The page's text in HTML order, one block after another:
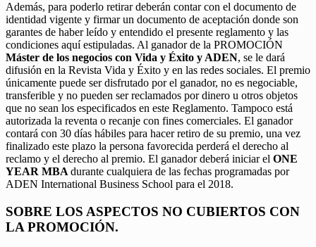
Además, para poderlo retirar deberán contar con el documento de
identidad vigente y firmar un documento de aceptación donde son
garantes de haber leído y entendido el presente reglamento y las
condiciones aquí estipuladas. Al ganador de la PROMOCIÓN
Máster de los negocios con Vida y Éxito y ADEN, se le dará
difusión en la Revista Vida y Éxito y en las redes sociales. El premio
únicamente puede ser disfrutado por el ganador, no es negociable,
transferible y no pueden ser reclamados por dinero u otros objetos
que no sean los especificados en este Reglamento. Tampoco está
autorizada la reventa o recanje con fines comerciales. El ganador
contará con 30 días hábiles para hacer retiro de su premio, una vez
finalizado este plazo la persona favorecida perderá el derecho al
reclamo y el derecho al premio. El ganador deberá iniciar el ONE
YEAR MBA durante cualquiera de las fechas programadas por
ADEN International Business School para el 2018.
SOBRE LOS ASPECTOS NO CUBIERTOS CON
LA PROMOCIÓN.